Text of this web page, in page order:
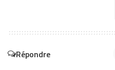
Répondre